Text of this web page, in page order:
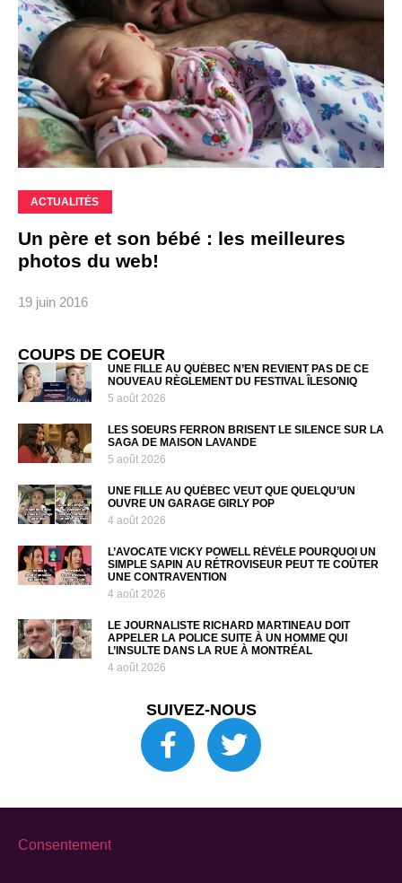
ACTUALITÉS
Un père et son bébé : les meilleures
photos du web!
19 juin 2016
COUPS DE COEUR
UNE FILLE AU QUÉBEC N’EN REVIENT PAS DE CE
NOUVEAU RÈGLEMENT DU FESTIVAL ÎLESONIQ
5 août 2026
LES SOEURS FERRON BRISENT LE SILENCE SUR LA
SAGA DE MAISON LAVANDE
5 août 2026
UNE FILLE AU QUÉBEC VEUT QUE QUELQU’UN
OUVRE UN GARAGE GIRLY POP
4 août 2026
L’AVOCATE VICKY POWELL RÉVÈLE POURQUOI UN
SIMPLE SAPIN AU RÉTROVISEUR PEUT TE COÛTER
UNE CONTRAVENTION
4 août 2026
LE JOURNALISTE RICHARD MARTINEAU DOIT
APPELER LA POLICE SUITE À UN HOMME QUI
L’INSULTE DANS LA RUE À MONTRÉAL
4 août 2026
SUIVEZ-NOUS
Consentement